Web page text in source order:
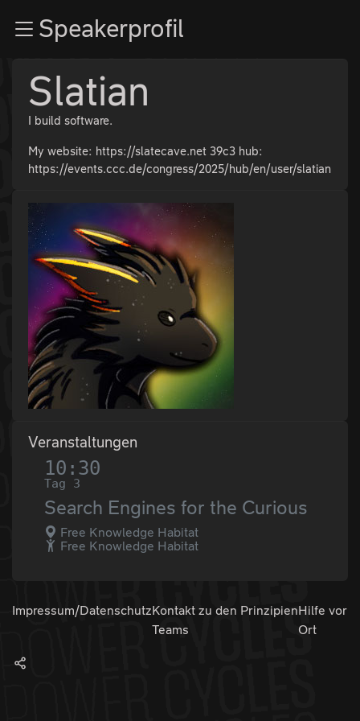
Zum InhaltSpeakerprofil
Slatian
I build software.
My website: https://slatecave.net 39c3 hub:
https://events.ccc.de/congress/2025/hub/en/user/slatian
Veranstaltungen
10:30
Tag 3
Search Engines for the Curious
Free Knowledge Habitat
Free Knowledge Habitat
Impressum/DatenschutzKontakt zu den
Teams
PrinzipienHilfe vor
Ort